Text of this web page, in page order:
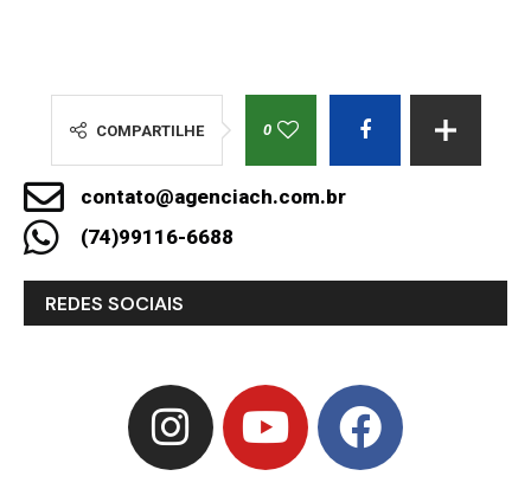
COMPARTILHE 0
contato@agenciach.com.br
(74)99116-6688
REDES SOCIAIS